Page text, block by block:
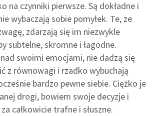
na czynniki pierwsze. Są dokładne i
wybaczają sobie pomyłek. Te, ze
zdarzają się im niezwykle
subtelne, skromne i łagodne.
swoimi emocjami, nie dadzą się
z równowagi i rzadko wybuchają
bardzo pewne siebie. Ciężko je
drogi, bowiem swoje decyzje i
całkowicie trafne i słuszne.